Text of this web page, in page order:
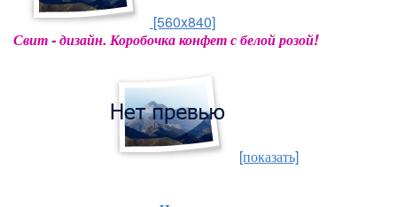
[560x840]
Свит - дизайн. Коробочка конфет с белой розой!
[показать]